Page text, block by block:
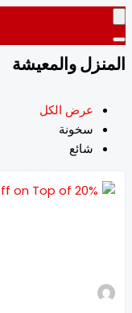
والمعيشة
عرض الكل
سخونة
شائع